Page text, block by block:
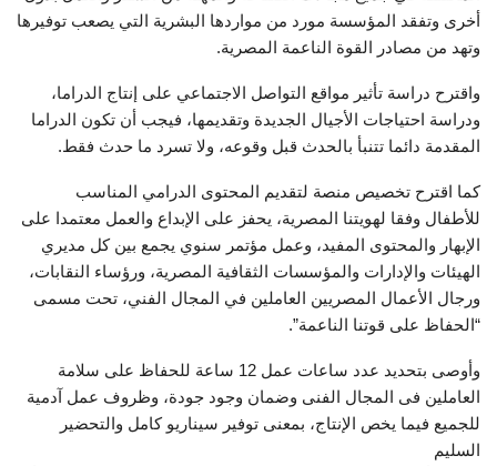
أخرى وتفقد المؤسسة مورد من مواردها البشرية التي يصعب توفيرها
وتهد من مصادر القوة الناعمة المصرية.
واقترح دراسة تأثير مواقع التواصل الاجتماعي على إنتاج الدراما،
ودراسة احتياجات الأجيال الجديدة وتقديمها، فيجب أن تكون الدراما
المقدمة دائما تتنبأ بالحدث قبل وقوعه، ولا تسرد ما حدث فقط.
كما اقترح تخصيص منصة لتقديم المحتوى الدرامي المناسب
للأطفال وفقا لهويتنا المصرية، يحفز على الإبداع والعمل معتمدا على
الإبهار والمحتوى المفيد، وعمل مؤتمر سنوي يجمع بين كل مديري
الهيئات والإدارات والمؤسسات الثقافية المصرية، ورؤساء النقابات،
ورجال الأعمال المصريين العاملين في المجال الفني، تحت مسمى
“الحفاظ على قوتنا الناعمة”.
وأوصى بتحديد عدد ساعات عمل 12 ساعة للحفاظ على سلامة
العاملين فى المجال الفنى وضمان وجود جودة، وظروف عمل آدمية
للجميع فيما يخص الإنتاج، بمعنى توفير سيناريو كامل والتحضير
السليم